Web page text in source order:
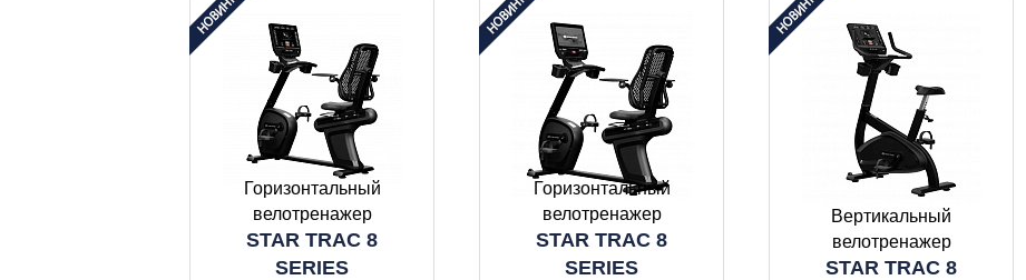
Горизонтальный
велотренажер
STAR TRAC 8
SERIES
Горизонтальный
велотренажер
STAR TRAC 8
SERIES
Вертикальный
велотренажер
STAR TRAC 8